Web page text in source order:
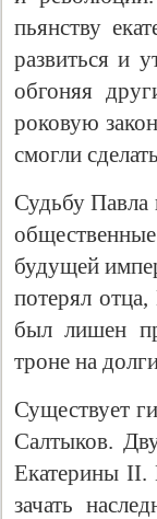
пьянству
развиться и
обгоняя
роковую
смогли
Судьбу Павла
будущей
потерял
был лишен
троне на
Существует
Салтыков.
Екатерины II.
зачать